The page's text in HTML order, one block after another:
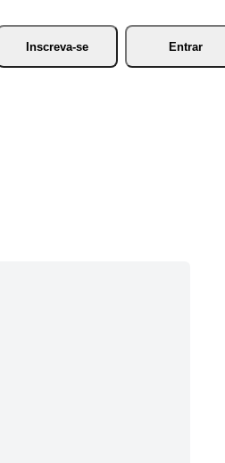
Inscreva-se
Entrar